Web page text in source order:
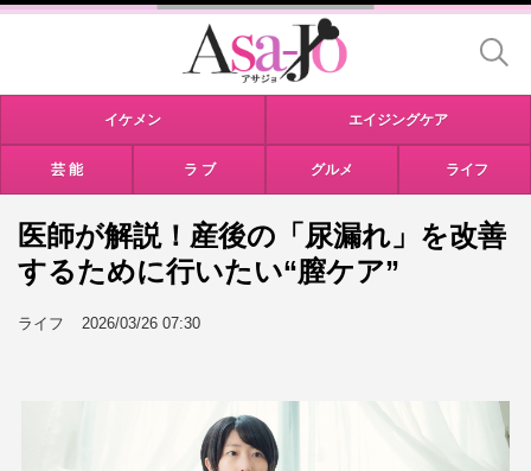
イケメン エイジングケア
芸 能 ラ ブ グルメ ライフ
医師が解説！産後の「尿漏れ」を改善
するために行いたい“膣ケア”
ライフ 2026/03/26 07:30